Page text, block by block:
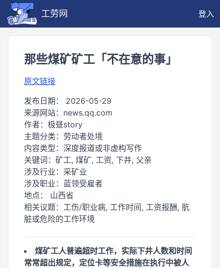
工劳网 登入
那些煤矿矿工「不在意的事」
原文链接
发布日期： 2026-05-29
来源网站： news.qq.com
作者： 极昼story
主题分类： 劳动者处境
内容类型： 深度报道或非虚构写作
关键词： 矿工, 煤矿, 工资, 下井, 父亲
涉及行业： 采矿业
涉及职业： 蓝领受雇者
地点： 山西省
相关议题： 工伤/职业病, 工作时间, 工资报酬, 肮
脏或危险的工作环境
煤矿工人普遍超时工作，实际下井人数和时间
常常超出规定，定位卡等安全措施在执行中被人